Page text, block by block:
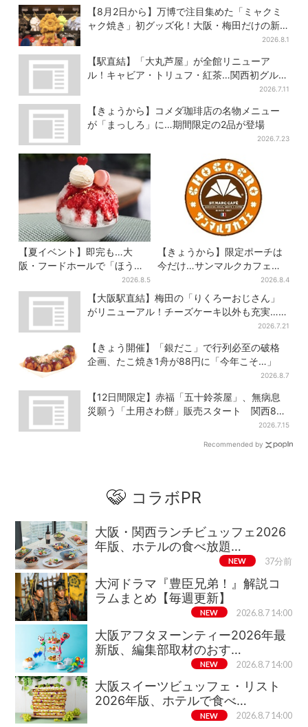
得な限定チケット販売も
は「フライドチキン」バージ
ョンも…！？
【8月2日から】万博で注目集めた「ミャクミ
ャク焼き」初グッズ化！大阪・梅田だけの新
2026.8.1
【駅直結】「大丸芦屋」が全館リニューア
ル！キャビア・トリュフ・紅茶…関西初グルメ
2026.7.11
【きょうから】コメダ珈琲店の名物メニュー
が「まっしろ」に…期間限定の2品が登場
2026.7.23
【夏イベント】即完も…大
阪・フードホールで「ほうせ
き箱」の“限定かき氷”が復
活！一夜限りの盆踊りも
2026.8.5
【きょうから】限定ポーチは
今だけ…サンマルクカフェ初
の「夏福袋」、実質無料でレ
アグッズが手に入る
2026.8.4
【大阪駅直結】梅田の「りくろーおじさん」
がリニューアル！チーズケーキ以外も充実…並
2026.7.21
【きょう開催】「銀だこ」で行列必至の破格
企画、たこ焼き1舟が88円に「今年こそ…」
2026.8.7
【12日間限定】赤福「五十鈴茶屋」、無病息
災願う「土用さわ餅」販売スタート 関西8カ
2026.7.15
Recommended by
コラボPR
大阪・関西ランチビュッフェ2026
年版、ホテルの食べ放題…
NEW 37分前
大河ドラマ『豊臣兄弟！』解説コ
ラムまとめ【毎週更新】
NEW 2026.8.7 14:00
大阪アフタヌーンティー2026年最
新版、編集部取材のおす…
NEW 2026.8.7 14:00
大阪スイーツビュッフェ・リスト
2026年版、ホテルで食べ…
NEW 2026.8.7 14:00